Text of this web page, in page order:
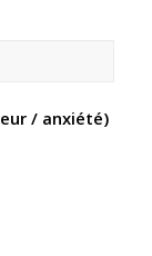
/ anxiété)